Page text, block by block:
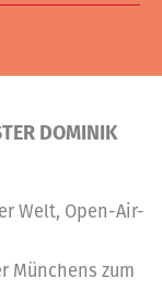
DOMINIK
Welt, Open-Air-
Münchens zum